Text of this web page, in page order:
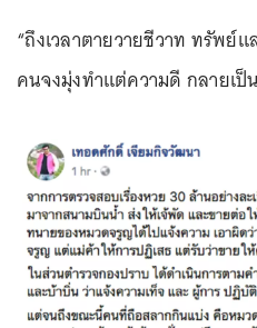
“ถึงเวลาตายวายชีวาท ทรัพย์
คนจงมุ่งทำแต่ความดี กลายเป็